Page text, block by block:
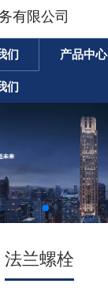
有限公司
们 产品中心
们
法兰螺栓